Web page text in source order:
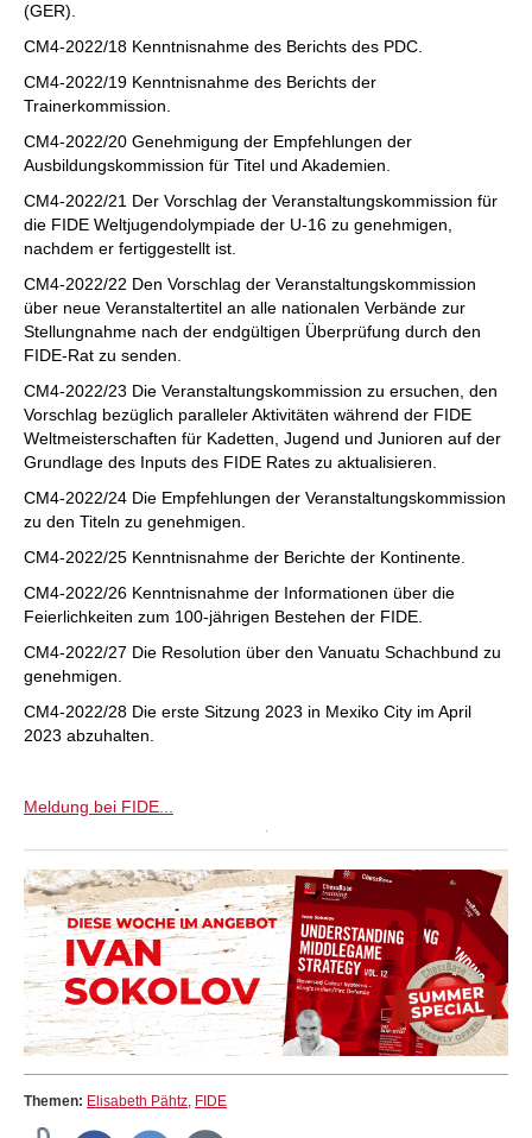
(GER).
CM4-2022/18 Kenntnisnahme des Berichts des PDC.
CM4-2022/19 Kenntnisnahme des Berichts der
Trainerkommission.
CM4-2022/20 Genehmigung der Empfehlungen der
Ausbildungskommission für Titel und Akademien.
CM4-2022/21 Der Vorschlag der Veranstaltungskommission für
die FIDE Weltjugendolympiade der U-16 zu genehmigen,
nachdem er fertiggestellt ist.
CM4-2022/22 Den Vorschlag der Veranstaltungskommission
über neue Veranstaltertitel an alle nationalen Verbände zur
Stellungnahme nach der endgültigen Überprüfung durch den
FIDE-Rat zu senden.
CM4-2022/23 Die Veranstaltungskommission zu ersuchen, den
Vorschlag bezüglich paralleler Aktivitäten während der FIDE
Weltmeisterschaften für Kadetten, Jugend und Junioren auf der
Grundlage des Inputs des FIDE Rates zu aktualisieren.
CM4-2022/24 Die Empfehlungen der Veranstaltungskommission
zu den Titeln zu genehmigen.
CM4-2022/25 Kenntnisnahme der Berichte der Kontinente.
CM4-2022/26 Kenntnisnahme der Informationen über die
Feierlichkeiten zum 100-jährigen Bestehen der FIDE.
CM4-2022/27 Die Resolution über den Vanuatu Schachbund zu
genehmigen.
CM4-2022/28 Die erste Sitzung 2023 in Mexiko City im April
2023 abzuhalten.
Meldung bei FIDE...
Themen: Elisabeth Pähtz FIDE